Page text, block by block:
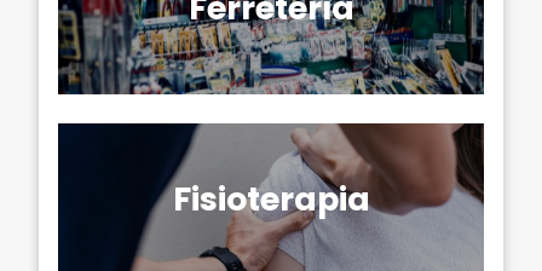
Fisioterapia